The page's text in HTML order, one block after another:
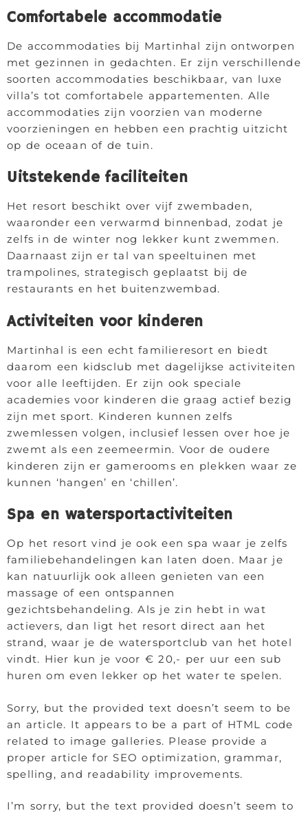
Comfortabele accommodatie
De accommodaties bij Martinhal zijn ontworpen
met gezinnen in gedachten. Er zijn verschillende
soorten accommodaties beschikbaar, van luxe
villa’s tot comfortabele appartementen. Alle
accommodaties zijn voorzien van moderne
voorzieningen en hebben een prachtig uitzicht
op de oceaan of de tuin.
Uitstekende faciliteiten
Het resort beschikt over vijf zwembaden,
waaronder een verwarmd binnenbad, zodat je
zelfs in de winter nog lekker kunt zwemmen.
Daarnaast zijn er tal van speeltuinen met
trampolines, strategisch geplaatst bij de
restaurants en het buitenzwembad.
Activiteiten voor kinderen
Martinhal is een echt familieresort en biedt
daarom een kidsclub met dagelijkse activiteiten
voor alle leeftijden. Er zijn ook speciale
academies voor kinderen die graag actief bezig
zijn met sport. Kinderen kunnen zelfs
zwemlessen volgen, inclusief lessen over hoe je
zwemt als een zeemeermin. Voor de oudere
kinderen zijn er gamerooms en plekken waar ze
kunnen ‘hangen’ en ‘chillen’.
Spa en watersportactiviteiten
Op het resort vind je ook een spa waar je zelfs
familiebehandelingen kan laten doen. Maar je
kan natuurlijk ook alleen genieten van een
massage of een ontspannen
gezichtsbehandeling. Als je zin hebt in wat
actievers, dan ligt het resort direct aan het
strand, waar je de watersportclub van het hotel
vindt. Hier kun je voor € 20,- per uur een sub
huren om even lekker op het water te spelen.
Sorry, but the provided text doesn’t seem to be
an article. It appears to be a part of HTML code
related to image galleries. Please provide a
proper article for SEO optimization, grammar,
spelling, and readability improvements.
I’m sorry, but the text provided doesn’t seem to